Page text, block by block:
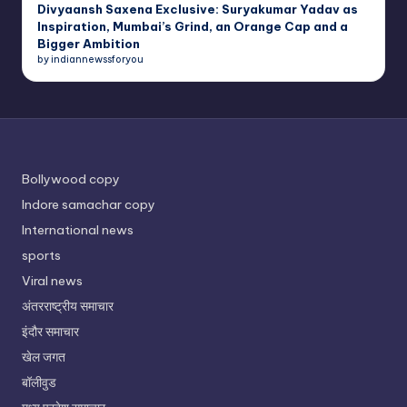
Divyaansh Saxena Exclusive: Suryakumar Yadav as
Inspiration, Mumbai’s Grind, an Orange Cap and a
Bigger Ambition
by indiannewssforyou
Bollywood copy
Indore samachar copy
International news
sports
Viral news
अंतरराष्ट्रीय समाचार
इंदौर समाचार
खेल जगत
बॉलीवुड